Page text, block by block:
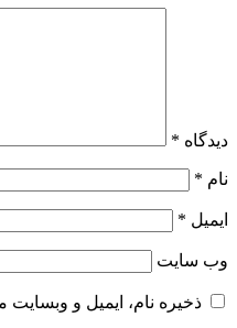
دیدگاه *
نام *
ایمیل *
وب‌ سایت
ذخیره نام، ایمیل و